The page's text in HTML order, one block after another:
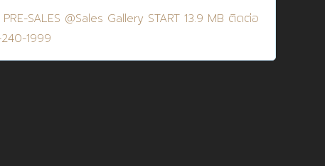
SALES @Sales Gallery START 13.9 MB ติดต่อ
1999